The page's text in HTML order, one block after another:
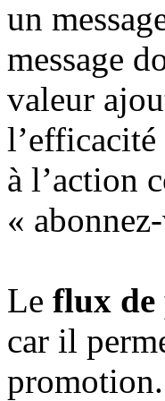
un
message
valeur
à l’action
«
Le flux
car il
promotion.